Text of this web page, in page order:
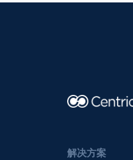
解决方案